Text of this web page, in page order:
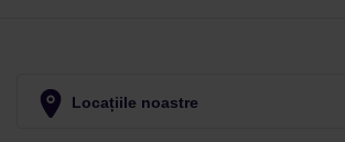
Locațiile noastre